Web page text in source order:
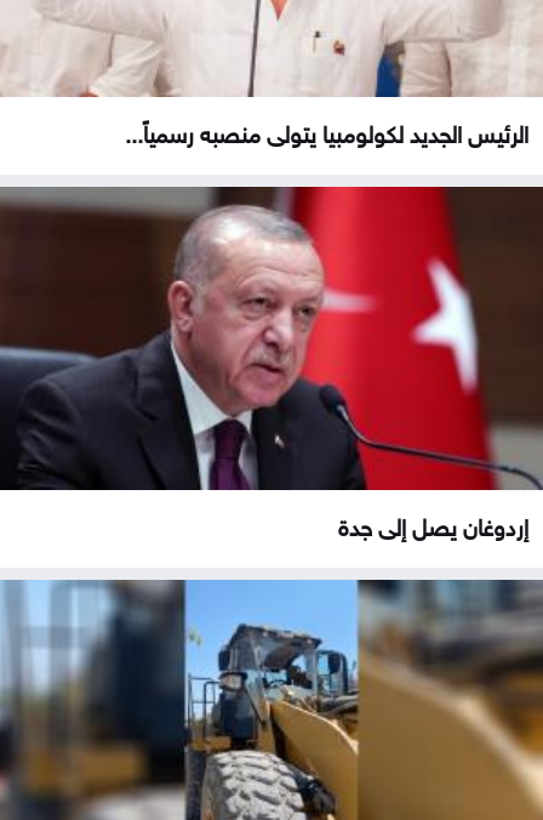
الرئيس الجديد لكولومبيا يتولى منصبه رسمياً...
إردوغان يصل إلى جدة